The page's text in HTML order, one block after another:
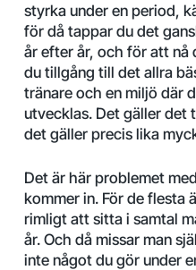
styrka under en period,
för då tappar du det
år efter år, och för att nå
du tillgång till det allra
tränare och en miljö där
utvecklas. Det gäller det
det gäller precis lika
Det är här problemet
kommer in. För de flesta
rimligt att sitta i samtal
år. Och då missar man
inte något du gör under